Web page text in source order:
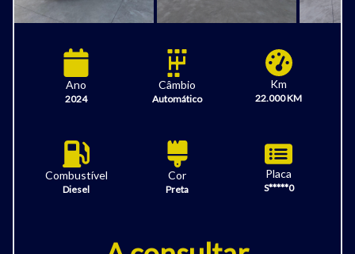
Ano
2024
Câmbio
Automático
Km
22.000 KM
Combustível
Diesel
Cor
Preta
Placa
S*****0